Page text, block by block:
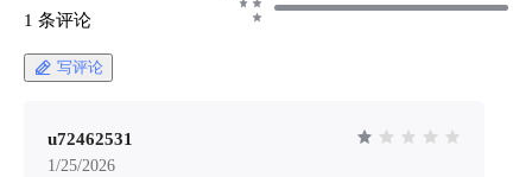
据管理神器 Teable 是一个 AI 驱动的多维表格，
用 AI 生成式任务。 ## 🛠️ 实用使用方法大全 ###
第一步：快速上手 打开首页之后，先要登录 !
1301583638.cos.ap-
chengdu.myqcloud.com/guidelines/496/e50a11b8-
1 条评论
写评论
u72462531
1/25/2026